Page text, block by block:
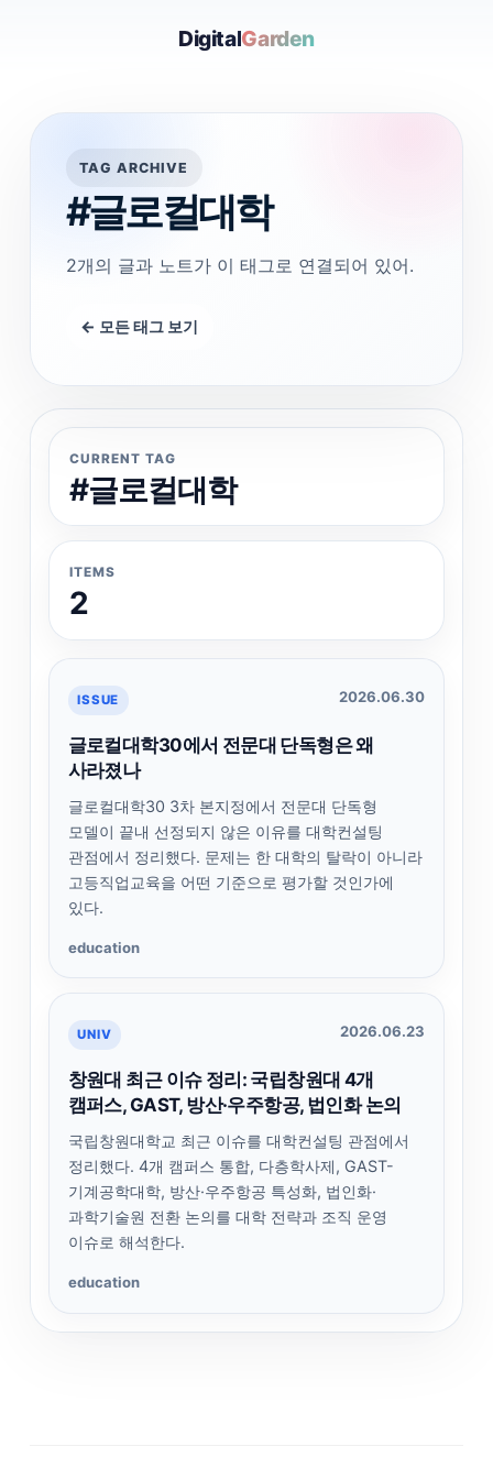
DigitalGarden
TAG ARCHIVE
#글로컬대학
2개의 글과 노트가 이 태그로 연결되어 있어.
← 모든 태그 보기
CURRENT TAG
#글로컬대학
ITEMS
2
ISSUE 2026.06.30
글로컬대학30에서 전문대 단독형은 왜
사라졌나
글로컬대학30 3차 본지정에서 전문대 단독형
모델이 끝내 선정되지 않은 이유를 대학컨설팅
관점에서 정리했다. 문제는 한 대학의 탈락이 아니라
고등직업교육을 어떤 기준으로 평가할 것인가에
있다.
education
UNIV 2026.06.23
창원대 최근 이슈 정리: 국립창원대 4개
캠퍼스, GAST, 방산·우주항공, 법인화 논의
국립창원대학교 최근 이슈를 대학컨설팅 관점에서
정리했다. 4개 캠퍼스 통합, 다층학사제, GAST-
기계공학대학, 방산·우주항공 특성화, 법인화·
과학기술원 전환 논의를 대학 전략과 조직 운영
이슈로 해석한다.
education